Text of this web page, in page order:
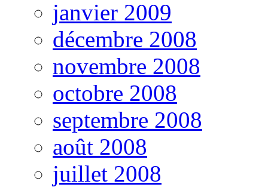
janvier 2009
décembre 2008
novembre 2008
octobre 2008
septembre 2008
août 2008
juillet 2008